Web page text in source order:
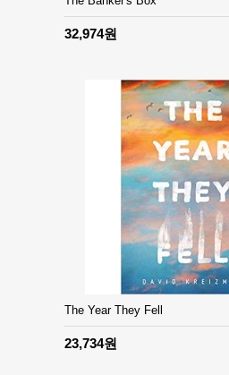
32,974원
The Year They Fell
23,734원